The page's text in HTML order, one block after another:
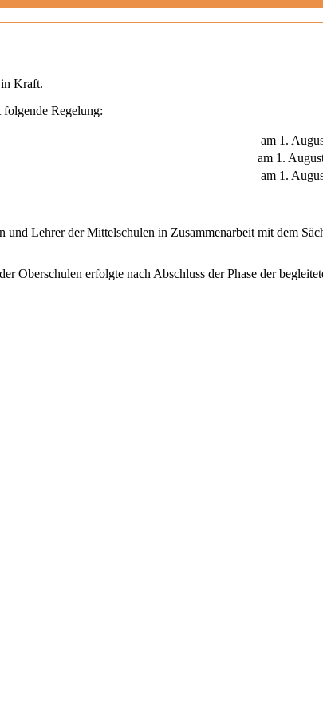
in Kraft.
Regelung:
am 1.
am 1.
am 1.
Lehrer der Mittelschulen in Zusammenarbeit mit dem
Oberschulen erfolgte nach Abschluss der Phase der